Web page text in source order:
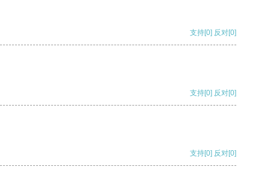
支持[0] 反对[0]
支持[0] 反对[0]
支持[0] 反对[0]